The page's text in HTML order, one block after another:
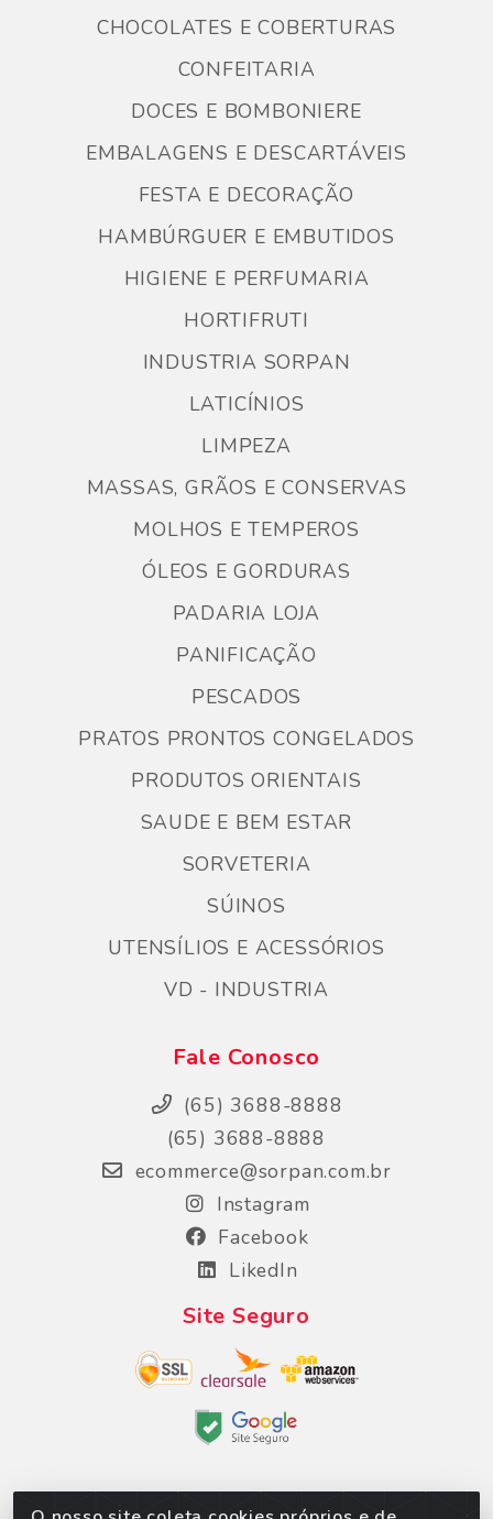
CHOCOLATES E COBERTURAS
CONFEITARIA
DOCES E BOMBONIERE
EMBALAGENS E DESCARTÁVEIS
FESTA E DECORAÇÃO
HAMBÚRGUER E EMBUTIDOS
HIGIENE E PERFUMARIA
HORTIFRUTI
INDUSTRIA SORPAN
LATICÍNIOS
LIMPEZA
MASSAS, GRÃOS E CONSERVAS
MOLHOS E TEMPEROS
ÓLEOS E GORDURAS
PADARIA LOJA
PANIFICAÇÃO
PESCADOS
PRATOS PRONTOS CONGELADOS
PRODUTOS ORIENTAIS
SAUDE E BEM ESTAR
SORVETERIA
SÚINOS
UTENSÍLIOS E ACESSÓRIOS
VD - INDUSTRIA
Fale Conosco
(65) 3688-8888
(65) 3688-8888
ecommerce@sorpan.com.br
Instagram
Facebook
LikedIn
Site Seguro